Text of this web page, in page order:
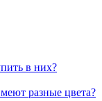
в них?
разные цвета?